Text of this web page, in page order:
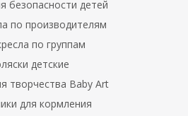
безопасности детей
по производителям
по группам
детские
творчества Baby Art
для кормления